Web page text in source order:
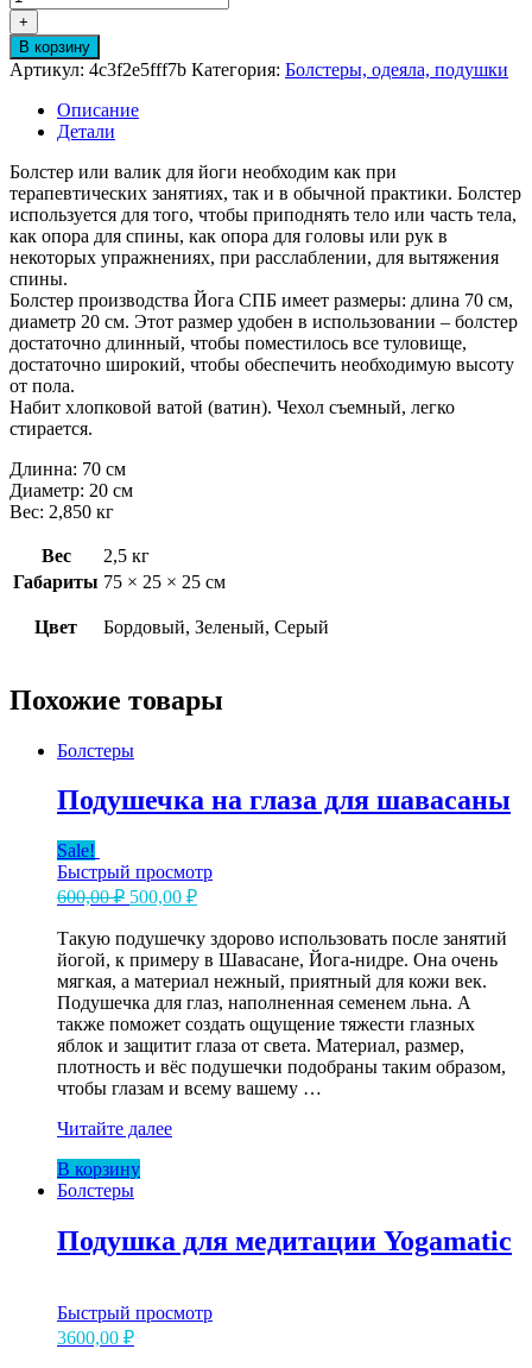
товара
Болстер
для
йоги
+
В корзину
Артикул: 4c3f2e5fff7b Категория: Болстеры, одеяла, подушки
Описание
Детали
Болстер или валик для йоги необходим как при
терапевтических занятиях, так и в обычной практики. Болстер
используется для того, чтобы приподнять тело или часть тела,
как опора для спины, как опора для головы или рук в
некоторых упражнениях, при расслаблении, для вытяжения
спины.
Болстер производства Йога СПБ имеет размеры: длина 70 см,
диаметр 20 см. Этот размер удобен в использовании – болстер
достаточно длинный, чтобы поместилось все туловище,
достаточно широкий, чтобы обеспечить необходимую высоту
от пола.
Набит хлопковой ватой (ватин). Чехол съемный, легко
стирается.
Длинна: 70 см
Диаметр: 20 см
Вес: 2,850 кг
Вес
2,5 кг
Габариты 75 × 25 × 25 см
Цвет Бордовый, Зеленый, Серый
Похожие товары
Болстеры
Подушечка на глаза для шавасаны
Sale!
Быстрый просмотр
600,00₽ Первоначальная
составляла
600,00 ₽.
500,00 ₽Текущая
500,00 ₽.
Такую подушечку здорово использовать после занятий
йогой, к примеру в Шавасане, Йога-нидре. Она очень
мягкая, а материал нежный, приятный для кожи век.
Подушечка для глаз, наполненная семенем льна. А
также поможет создать ощущение тяжести глазных
яблок и защитит глаза от света. Материал, размер,
плотность и вёс подушечки подобраны таким образом,
чтобы глазам и всему вашему …
Подушечка
глаза
для
Читайте далее
В корзину
Болстеры
Подушка для медитации Yogamatic
Быстрый просмотр
3600,00 ₽